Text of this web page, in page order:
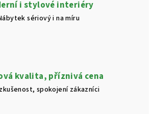
i stylové interiéry
sériový i na míru
kvalita, příznivá cena
spokojení zákazníci